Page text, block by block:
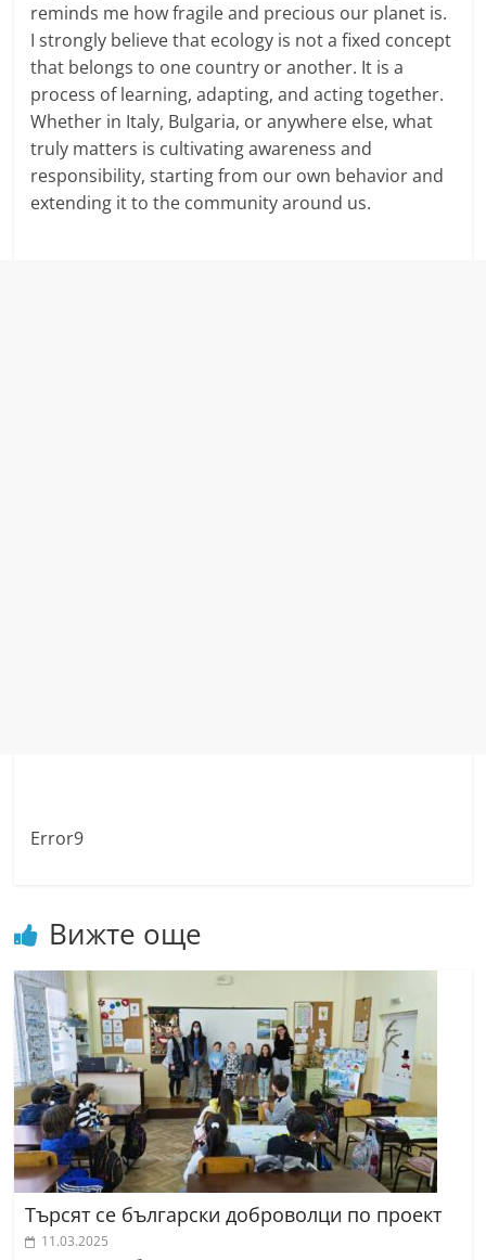
reminds me how fragile and precious our planet is.
I strongly believe that ecology is not a fixed concept
that belongs to one country or another. It is a
process of learning, adapting, and acting together.
Whether in Italy, Bulgaria, or anywhere else, what
truly matters is cultivating awareness and
responsibility, starting from our own behavior and
extending it to the community around us.
Error9
Вижте още
Търсят се български доброволци по проект
11.03.2025